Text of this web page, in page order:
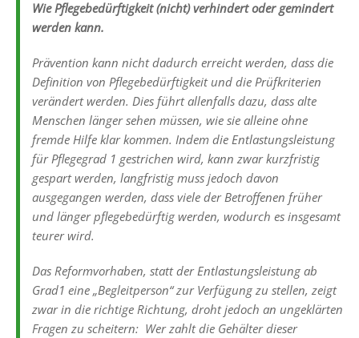
Wie Pflegebedürftigkeit (nicht) verhindert oder gemindert
werden kann.
Prävention kann nicht dadurch erreicht werden, dass die
Definition von Pflegebedürftigkeit und die Prüfkriterien
verändert werden. Dies führt allenfalls dazu, dass alte
Menschen länger sehen müssen, wie sie alleine ohne
fremde Hilfe klar kommen. Indem die Entlastungsleistung
für Pflegegrad 1 gestrichen wird, kann zwar kurzfristig
gespart werden, langfristig muss jedoch davon
ausgegangen werden, dass viele der Betroffenen früher
und länger pflegebedürftig werden, wodurch es insgesamt
teurer wird.
Das Reformvorhaben, statt der Entlastungsleistung ab
Grad1 eine „Begleitperson“ zur Verfügung zu stellen, zeigt
zwar in die richtige Richtung, droht jedoch an ungeklärten
Fragen zu scheitern: Wer zahlt die Gehälter dieser